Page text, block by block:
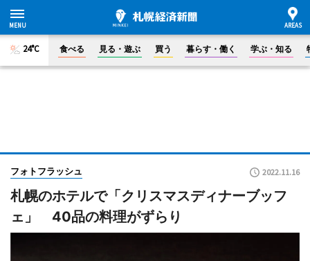
24°C 食べる 見る・遊ぶ 買う 暮らす・働く 学ぶ・知る
フォトフラッシュ 2022.11.16
札幌のホテルで「クリスマスディナーブッフ
ェ」 40品の料理がずらり